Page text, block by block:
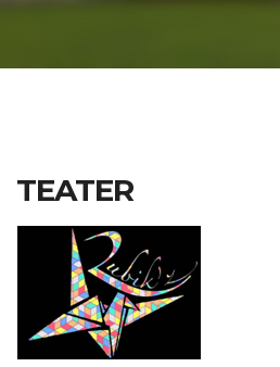
TEATER